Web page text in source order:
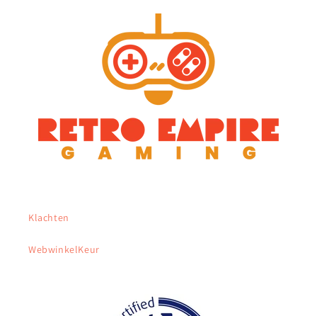
Klachten
WebwinkelKeur